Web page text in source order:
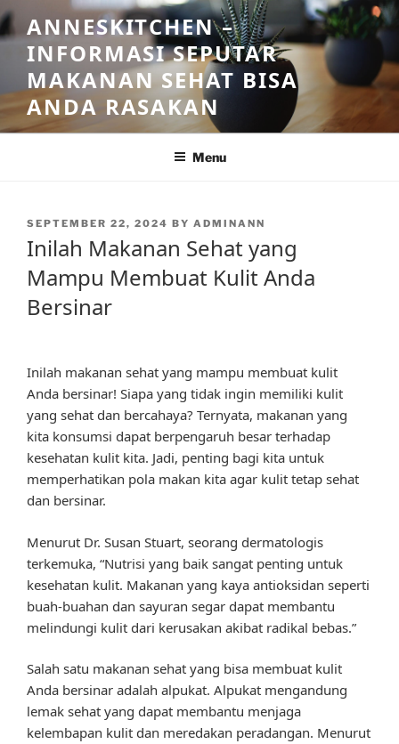
Skip
to
content
ANNESKITCHEN –
INFORMASI SEPUTAR
MAKANAN SEHAT BISA
ANDA RASAKAN
Menu
POSTED
SEPTEMBER 22, 2024 BY ADMINANN
Inilah Makanan Sehat yang
Mampu Membuat Kulit Anda
Bersinar
Inilah makanan sehat yang mampu membuat kulit
Anda bersinar! Siapa yang tidak ingin memiliki kulit
yang sehat dan bercahaya? Ternyata, makanan yang
kita konsumsi dapat berpengaruh besar terhadap
kesehatan kulit kita. Jadi, penting bagi kita untuk
memperhatikan pola makan kita agar kulit tetap sehat
dan bersinar.
Menurut Dr. Susan Stuart, seorang dermatologis
terkemuka, “Nutrisi yang baik sangat penting untuk
kesehatan kulit. Makanan yang kaya antioksidan seperti
buah-buahan dan sayuran segar dapat membantu
melindungi kulit dari kerusakan akibat radikal bebas.”
Salah satu makanan sehat yang bisa membuat kulit
Anda bersinar adalah alpukat. Alpukat mengandung
lemak sehat yang dapat membantu menjaga
kelembapan kulit dan meredakan peradangan. Menurut